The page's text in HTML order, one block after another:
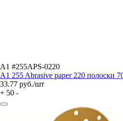
A1 #255APS-0220
A1 255 Abrasive paper 220 полоски
33.77 руб./шт
+ 50 -